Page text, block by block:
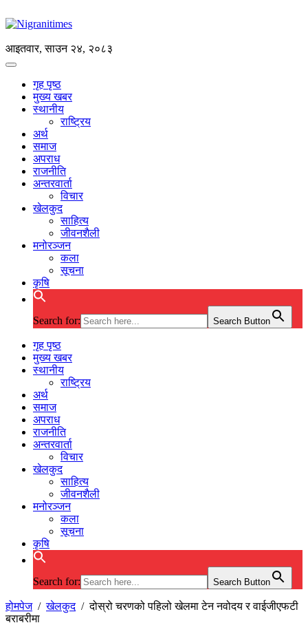
आइतवार, साउन २४, २०८३
गृह पृष्ठ
मुख्य खबर
स्थानीय
राष्ट्रिय
अर्थ
समाज
अपराध
राजनीति
अन्तरवार्ता
विचार
खेलकुद
साहित्य
जीवनशैली
मनोरञ्जन
कला
सूचना
कृषि
Search for: Search Button
गृह पृष्ठ
मुख्य खबर
स्थानीय
राष्ट्रिय
अर्थ
समाज
अपराध
राजनीति
अन्तरवार्ता
विचार
खेलकुद
साहित्य
जीवनशैली
मनोरञ्जन
कला
सूचना
कृषि
Search for: Search Button
होमपेज/खेलकुद/दोस्रो चरणको पहिलो खेलमा टेन नवोदय र वाईजीएफटी
बराबरीमा